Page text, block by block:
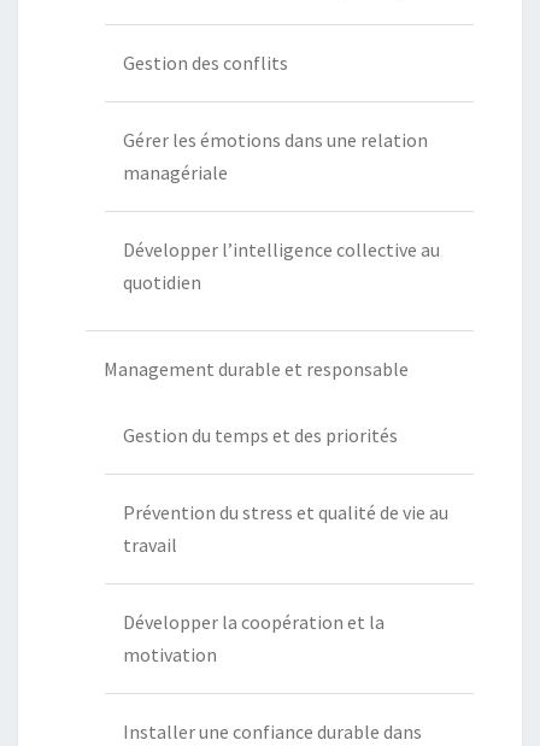
Gestion des conflits
Gérer les émotions dans une relation
managériale
Développer l’intelligence collective au
quotidien
Management durable et responsable
Gestion du temps et des priorités
Prévention du stress et qualité de vie au
travail
Développer la coopération et la
motivation
Installer une confiance durable dans